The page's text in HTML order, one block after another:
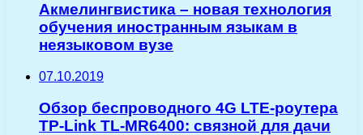
Акмелингвистика – новая технология
обучения иностранным языкам в
неязыковом вузе
07.10.2019
Обзор беспроводного 4G LTE-роутера
TP-Link TL-MR6400: связной для дачи